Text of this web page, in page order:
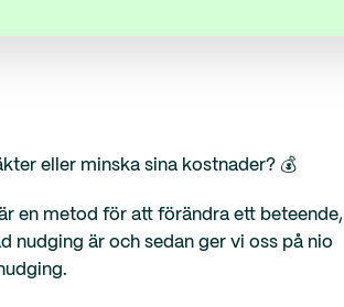
eller minska sina kostnader? 💰
en metod för att förändra ett beteende,
nudging är och sedan ger vi oss på nio